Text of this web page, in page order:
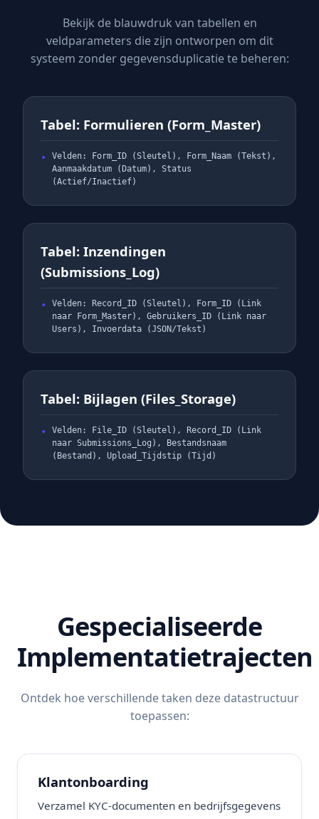
Bekijk de blauwdruk van tabellen en
veldparameters die zijn ontworpen om dit
systeem zonder gegevensduplicatie te beheren:
Tabel: Formulieren (Form_Master)
Velden: Form_ID (Sleutel), Form_Naam (Tekst),
Aanmaakdatum (Datum), Status
(Actief/Inactief)
Tabel: Inzendingen
(Submissions_Log)
Velden: Record_ID (Sleutel), Form_ID (Link
naar Form_Master), Gebruikers_ID (Link naar
Users), Invoerdata (JSON/Tekst)
Tabel: Bijlagen (Files_Storage)
Velden: File_ID (Sleutel), Record_ID (Link
naar Submissions_Log), Bestandsnaam
(Bestand), Upload_Tijdstip (Tijd)
Gespecialiseerde
Implementatietrajecten
Ontdek hoe verschillende taken deze datastructuur
toepassen:
Klantonboarding
Verzamel KYC-documenten en bedrijfsgegevens